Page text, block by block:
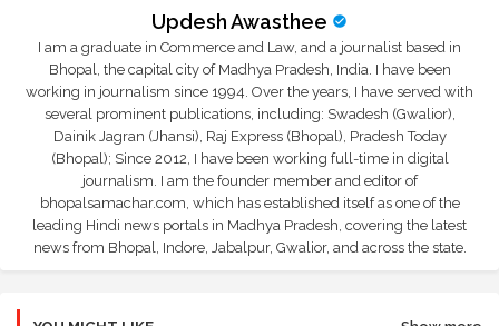
Updesh Awasthee
I am a graduate in Commerce and Law, and a journalist based in
Bhopal, the capital city of Madhya Pradesh, India. I have been
working in journalism since 1994. Over the years, I have served with
several prominent publications, including: Swadesh (Gwalior),
Dainik Jagran (Jhansi), Raj Express (Bhopal), Pradesh Today
(Bhopal); Since 2012, I have been working full-time in digital
journalism. I am the founder member and editor of
bhopalsamachar.com, which has established itself as one of the
leading Hindi news portals in Madhya Pradesh, covering the latest
news from Bhopal, Indore, Jabalpur, Gwalior, and across the state.